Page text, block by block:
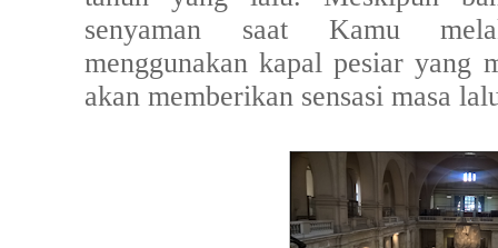
senyaman saat Kamu
menggunakan kapal pesiar yang
akan memberikan sensasi masa